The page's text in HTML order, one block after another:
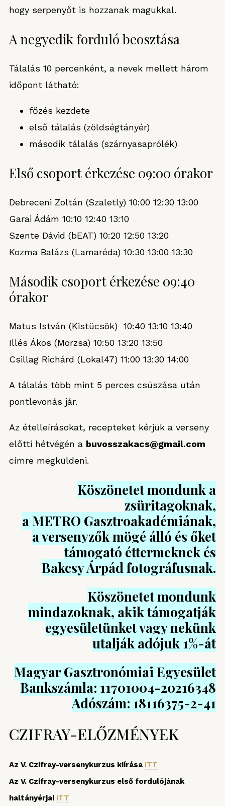
hogy serpenyőt is hozzanak magukkal.
A negyedik forduló beosztása
Tálalás 10 percenként, a nevek mellett három
időpont látható:
főzés kezdete
első tálalás (zöldségtányér)
második tálalás (szárnyasaprólék)
Első csoport érkezése 09:00 órakor
Debreceni Zoltán (Szaletly) 10:00 12:30 13:00
Garai Ádám 10:10 12:40 13:10
Szente Dávid (bEAT) 10:20 12:50 13:20
Kozma Balázs (Lamaréda) 10:30 13:00 13:30
Második csoport érkezése 09:40
órakor
Matus István (Kistücsök) 10:40 13:10 13:40
Illés Ákos (Morzsa) 10:50 13:20 13:50
Csillag Richárd (Lokal47) 11:00 13:30 14:00
A tálalás több mint 5 perces csúszása után
pontlevonás jár.
Az ételleírásokat, recepteket kérjük a verseny
előtti hétvégén a buvosszakacs@gmail.com
címre megküldeni.
Köszönetet mondunk a
zsüritagoknak,
a METRO Gasztroakadémiának,
a versenyzők mögé álló és őket
támogató éttermeknek és
Bakcsy Árpád fotográfusnak.
Köszönetet mondunk
mindazoknak, akik támogatják
egyesületünket vagy nekünk
utalják adójuk 1%-át
Magyar Gasztronómiai Egyesület
Bankszámla: 11701004-20216348
Adószám: 18116375-2-41
CZIFRAY-ELŐZMÉNYEK
Az V. Czifray-versenykurzus kiírása ITT
Az V. Czifray-versenykurzus első fordulójának
haltányérjai ITT